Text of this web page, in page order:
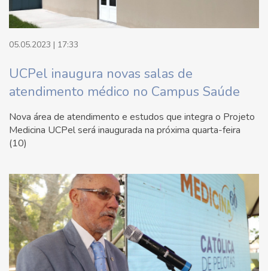
05.05.2023 | 17:33
UCPel inaugura novas salas de
atendimento médico no Campus Saúde
Nova área de atendimento e estudos que integra o Projeto
Medicina UCPel será inaugurada na próxima quarta-feira
(10)